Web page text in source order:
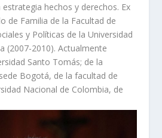
hechos y derechos. Ex
de Familia de la Facultad de
y Políticas de la Universidad
(2007-2010). Actualmente
Santo Tomás; de la
Bogotá, de la facultad de
Nacional de Colombia, de